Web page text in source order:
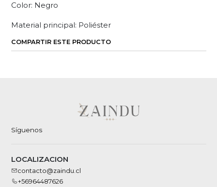
Color: Negro
Material principal: Poliéster
COMPARTIR ESTE PRODUCTO
Síguenos
LOCALIZACION
contacto@zaindu.cl
+56964487626